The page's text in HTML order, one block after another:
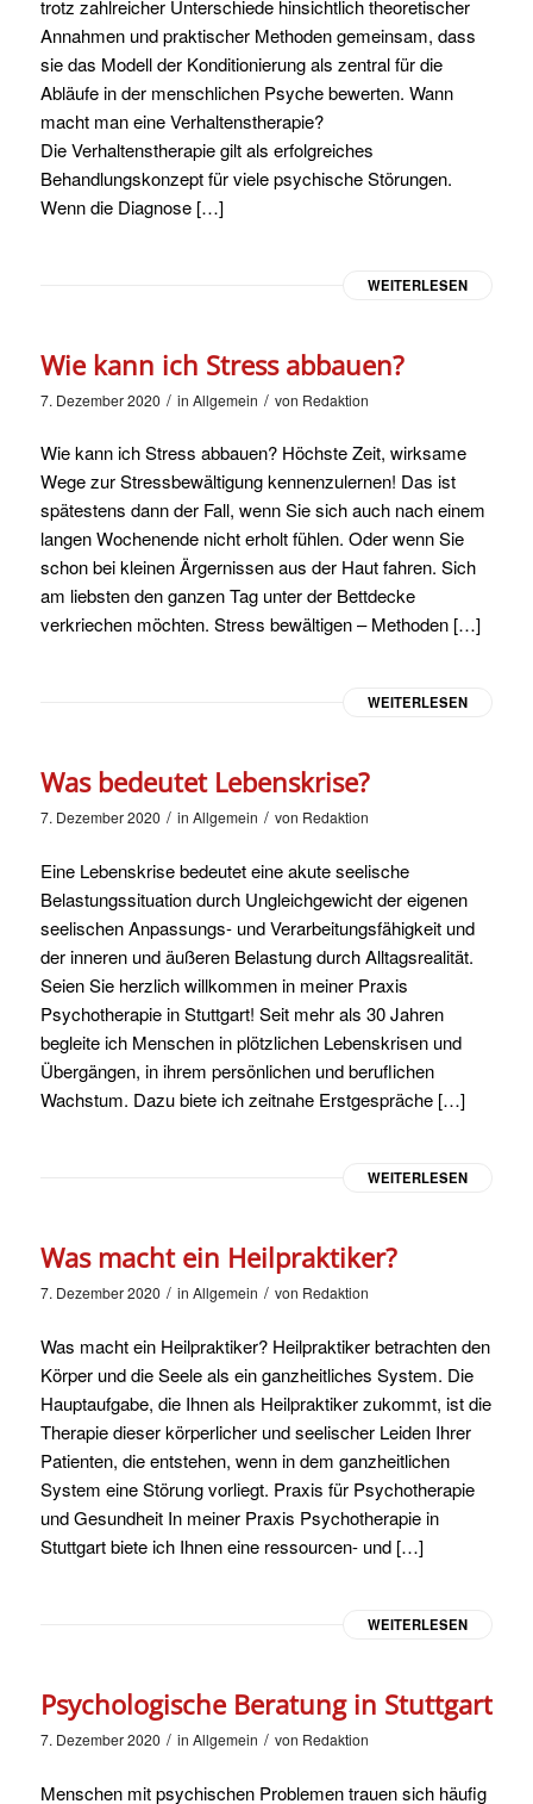
trotz zahlreicher Unterschiede hinsichtlich theoretischer
Annahmen und praktischer Methoden gemeinsam, dass
sie das Modell der Konditionierung als zentral für die
Abläufe in der menschlichen Psyche bewerten. Wann
macht man eine Verhaltenstherapie?
Die Verhaltenstherapie gilt als erfolgreiches
Behandlungskonzept für viele psychische Störungen.
Wenn die Diagnose […]
WEITERLESEN
Wie kann ich Stress abbauen?
7. Dezember 2020 / in Allgemein / von Redaktion
Wie kann ich Stress abbauen? Höchste Zeit, wirksame
Wege zur Stressbewältigung kennenzulernen! Das ist
spätestens dann der Fall, wenn Sie sich auch nach einem
langen Wochenende nicht erholt fühlen. Oder wenn Sie
schon bei kleinen Ärgernissen aus der Haut fahren. Sich
am liebsten den ganzen Tag unter der Bettdecke
verkriechen möchten. Stress bewältigen – Methoden […]
WEITERLESEN
Was bedeutet Lebenskrise?
7. Dezember 2020 / in Allgemein / von Redaktion
Eine Lebenskrise bedeutet eine akute seelische
Belastungssituation durch Ungleichgewicht der eigenen
seelischen Anpassungs- und Verarbeitungsfähigkeit und
der inneren und äußeren Belastung durch Alltagsrealität.
Seien Sie herzlich willkommen in meiner Praxis
Psychotherapie in Stuttgart! Seit mehr als 30 Jahren
begleite ich Menschen in plötzlichen Lebenskrisen und
Übergängen, in ihrem persönlichen und beruflichen
Wachstum. Dazu biete ich zeitnahe Erstgespräche […]
WEITERLESEN
Was macht ein Heilpraktiker?
7. Dezember 2020 / in Allgemein / von Redaktion
Was macht ein Heilpraktiker? Heilpraktiker betrachten den
Körper und die Seele als ein ganzheitliches System. Die
Hauptaufgabe, die Ihnen als Heilpraktiker zukommt, ist die
Therapie dieser körperlicher und seelischer Leiden Ihrer
Patienten, die entstehen, wenn in dem ganzheitlichen
System eine Störung vorliegt. Praxis für Psychotherapie
und Gesundheit In meiner Praxis Psychotherapie in
Stuttgart biete ich Ihnen eine ressourcen- und […]
WEITERLESEN
Psychologische Beratung in Stuttgart
7. Dezember 2020 / in Allgemein / von Redaktion
Menschen mit psychischen Problemen trauen sich häufig